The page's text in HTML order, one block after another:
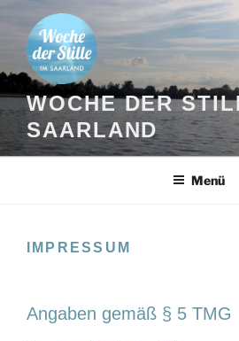
Inhalt
springen
WOCHE DER
SAARLAND
Menü
IMPRESSUM
Angaben gemäß § 5 TMG